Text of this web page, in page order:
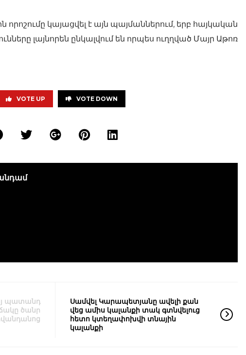
կայացվել է այն պայմաններում, երբ հայկական
լայնորեն ընկալվում են որպես ուղղված Մայր Աթոռ
VOTE UP VOTE DOWN
պատանդ
ծանր
Սամվել Կարապետյանը ավելի քան
վեց ամիս կալանքի տակ գտնվելուց
հետո կտեղափոխվի տնային
կալանքի